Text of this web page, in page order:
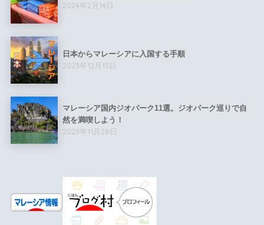
2024年2月14日
日本からマレーシアに入国する手順
2023年12月13日
マレーシア国内ジオパーク11選。ジオパーク巡りで自
然を満喫しよう！
2023年11月28日